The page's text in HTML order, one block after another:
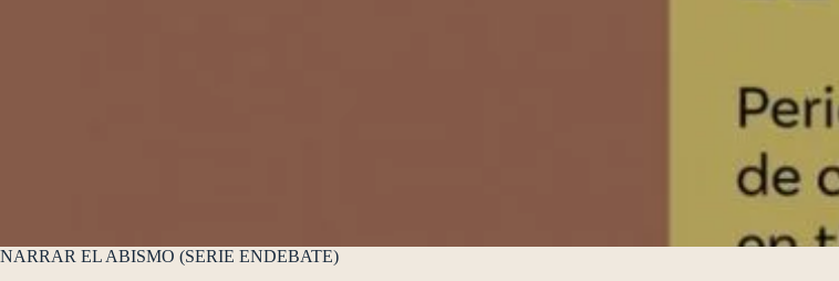
NARRAR EL ABISMO (SERIE ENDEBATE)